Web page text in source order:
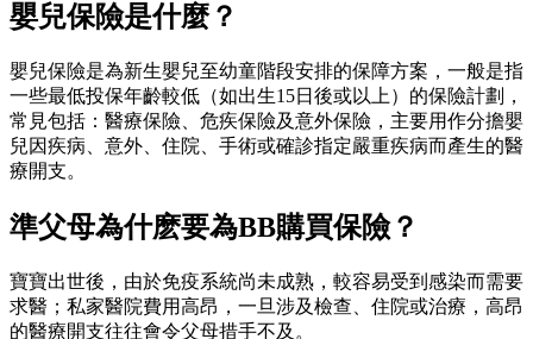
嬰兒保險是什麼？
嬰兒保險是為新生嬰兒至幼童階段安排的保障方案，一般是指
一些最低投保年齡較低（如出生15日後或以上）的保險計劃，
常見包括：醫療保險、危疾保險及意外保險，主要用作分擔嬰
兒因疾病、意外、住院、手術或確診指定嚴重疾病而產生的醫
療開支。
準父母為什麽要為BB購買保險？
寶寶出世後，由於免疫系統尚未成熟，較容易受到感染而需要
求醫；私家醫院費用高昂，一旦涉及檢查、住院或治療，高昂
的醫療開支往往會令父母措手不及。